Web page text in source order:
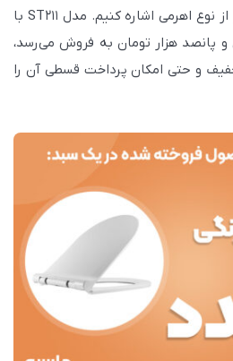
ضد زنگ و دسته کنترلی شیر از نوع اهرمی اشاره کنیم. مدل ST211 با
و پانصد هزار تومان به فروش می‌رسد،
و حتی امکان پرداخت قسطی آن را